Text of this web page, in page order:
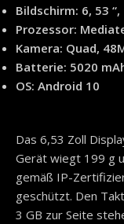
Bildschirm: 6, 53
Prozessor:
Kamera: Quad,
Batterie: 5020
OS: Android 10
Das 6,53 Zoll
Gerät wiegt 199 g
gemäß IP-
geschützt. Den
3 GB zur Seite